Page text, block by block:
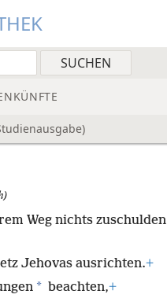
Weg nichts zuschulden
Jehovas ausrichten.+
* beachten,+